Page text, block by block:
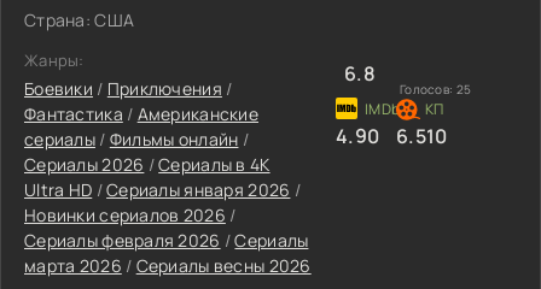
Страна: США
Жанры:
Боевики / Приключения /
Фантастика / Американские
сериалы/ Фильмы онлайн /
Сериалы 2026 /Сериалы в 4K
Ultra HD /Сериалы января 2026 /
Новинки сериалов 2026 /
Сериалы февраля 2026 /Сериалы
марта 2026 / Сериалы весны 2026
6.8
Голосов: 25
4.90 6.510